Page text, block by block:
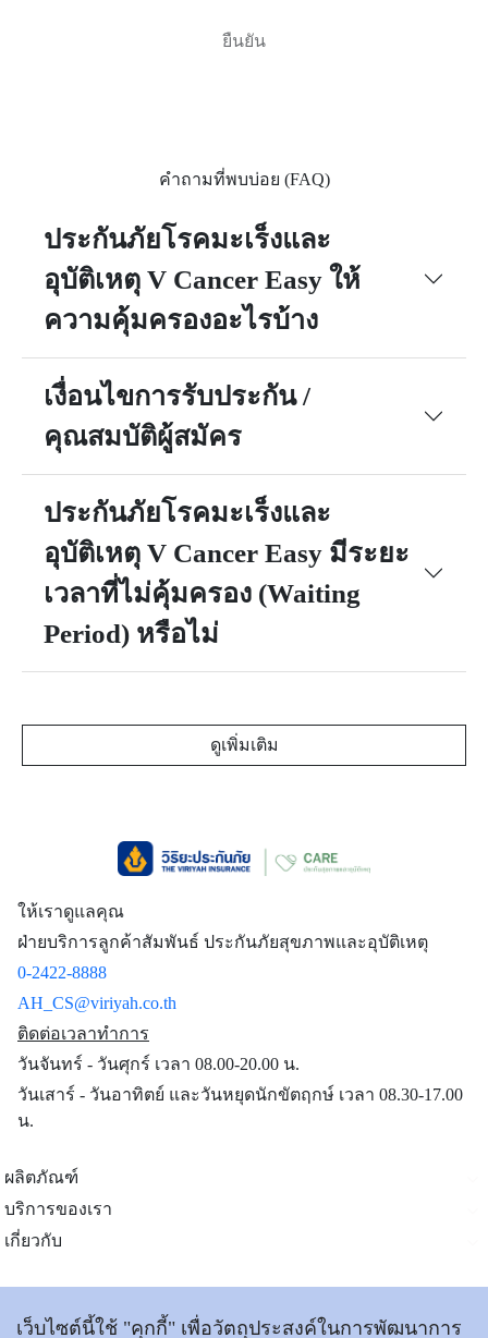
คำถามที่พบบ่อย (FAQ)
ประกันภัยโรคมะเร็งและ
อุบัติเหตุ V Cancer Easy ให้
ความคุ้มครองอะไรบ้าง
เงื่อนไขการรับประกัน /
คุณสมบัติผู้สมัคร
ประกันภัยโรคมะเร็งและ
อุบัติเหตุ V Cancer Easy มีระยะ
เวลาที่ไม่คุ้มครอง (Waiting
Period) หรือไม่
ดูเพิ่มเติม
ให้เราดูแลคุณ
ฝ่ายบริการลูกค้าสัมพันธ์ ประกันภัยสุขภาพและอุบัติเหตุ
0-2422-8888
AH_CS@viriyah.co.th
ติดต่อเวลาทำการ
วันจันทร์ - วันศุกร์ เวลา 08.00-20.00 น.
วันเสาร์ - วันอาทิตย์ และวันหยุดนักขัตฤกษ์ เวลา 08.30-17.00
น.
ผลิตภัณฑ์
บริการของเรา
เกี่ยวกับ
เว็บไซต์นี้ใช้ "คุกกี้" เพื่อวัตถุประสงค์ในการพัฒนาการ